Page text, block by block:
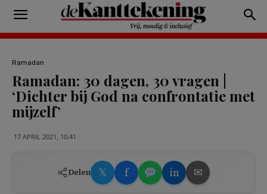
Ramadan
Ramadan: 30 dagen, 30 vragen |
‘Dichter bij God na confrontatie met
mijzelf’
17 APRIL 2021, 10:41
Delen 𝕏 f in ✉